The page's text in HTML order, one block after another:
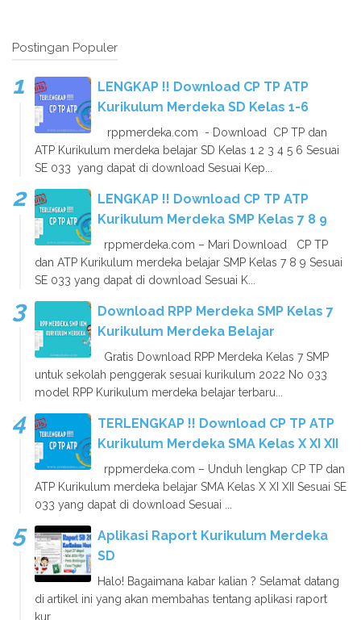
Postingan Populer
LENGKAP !! Download CP TP ATP
Kurikulum Merdeka SD Kelas 1-6
rppmerdeka.com - Download CP TP dan
ATP Kurikulum merdeka belajar SD Kelas 1 2 3 4 5 6 Sesuai
SE 033 yang dapat di download Sesuai Kep...
LENGKAP !! Download CP TP ATP
Kurikulum Merdeka SMP Kelas 7 8 9
rppmerdeka.com – Mari Download CP TP
dan ATP Kurikulum merdeka belajar SMP Kelas 7 8 9 Sesuai
SE 033 yang dapat di download Sesuai K...
Download RPP Merdeka SMP Kelas 7
Kurikulum Merdeka Belajar
Gratis Download RPP Merdeka Kelas 7 SMP
untuk sekolah penggerak sesuai kurikulum 2022 No 033
model RPP Kurikulum merdeka belajar terbaru...
TERLENGKAP !! Download CP TP ATP
Kurikulum Merdeka SMA Kelas X XI XII
rppmerdeka.com – Unduh lengkap CP TP dan
ATP Kurikulum merdeka belajar SMA Kelas X XI XII Sesuai SE
033 yang dapat di download Sesuai ...
Aplikasi Raport Kurikulum Merdeka
SD
Halo! Bagaimana kabar kalian ? Selamat datang
di artikel ini yang akan membahas tentang aplikasi raport
kur...